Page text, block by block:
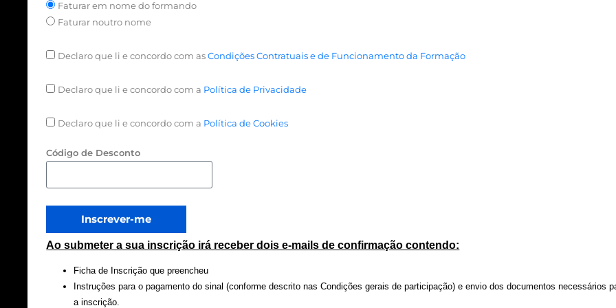
Faturar em nome do formando
Faturar noutro nome
Declaro que li e concordo com asCondições Contratuais e de Funcionamento da Formação
Declaro que li e concordo com a Política de Privacidade
Declaro que li e concordo com a Política de Cookies
Código de Desconto
Inscrever-me
Ao submeter a sua inscrição irá receber dois e-mails de confirmação contendo:
Ficha de Inscrição que preencheu
Instruções para o pagamento do sinal (conforme descrito nas Condições gerais de participação) e envio dos documentos necessários
a inscrição.